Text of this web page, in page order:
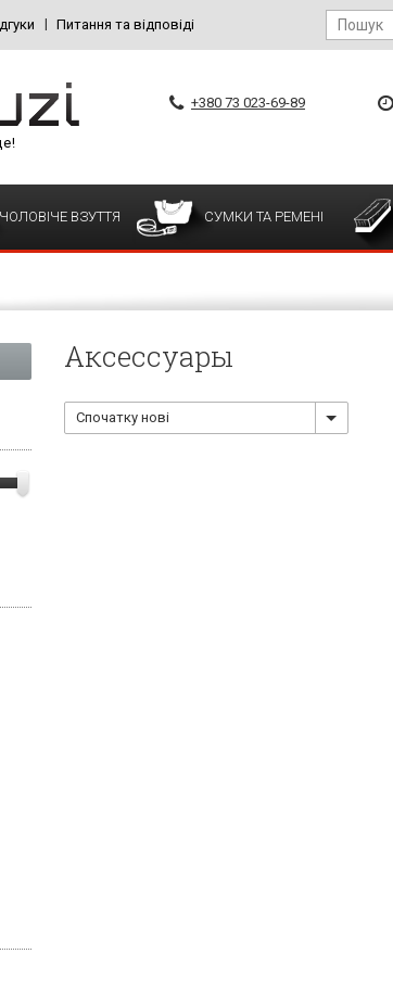
Питання та відповіді
+380 73 023-69-89
ЧОЛОВІЧЕ ВЗУТТЯ СУМКИ ТА РЕМЕНІ
Аксессуары
Спочатку нові